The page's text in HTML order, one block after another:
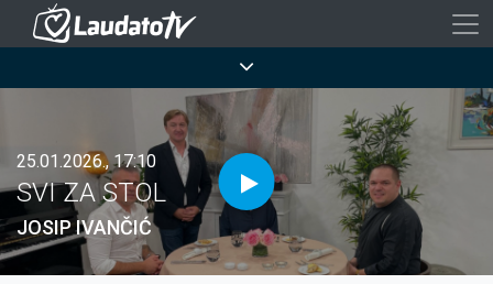
Skoči
sadržaj
25.01.2026., 17:10
SVI ZA STOL
JOSIP IVANČIĆ